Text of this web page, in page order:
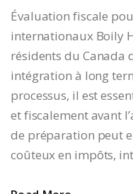
Évaluation fiscale
internationaux Boily
résidents du Canada
intégration à long
processus, il est
et fiscalement avant
de préparation peut
coûteux en impôts,